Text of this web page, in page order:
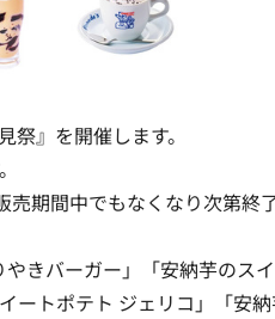
祭』を開催します。
売期間中でもなくなり次第終
きバーガー」「安納芋のス
ートポテト ジェリコ」「安